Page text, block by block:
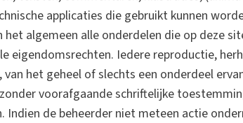
applicaties die gebruikt kunnen
algemeen alle onderdelen die op deze
eigendomsrechten. Iedere reproductie,
het geheel of slechts een onderdeel
voorafgaande schriftelijke
Indien de beheerder niet meteen actie